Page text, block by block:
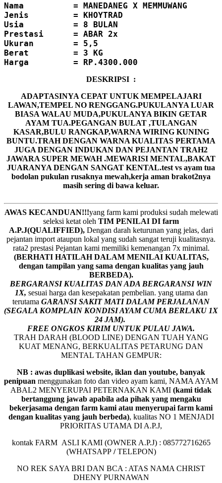
Nama          = MANEDANEG X MEMMUWANG
Jenis         = KHOYTRAD
Usia          = 8 BULAN
Prestasi      = ABAR 2x
Ukuran        = 5,5
Berat         = 3 KG
DESKRIPSI :
ADAPTASINYA CEPAT UNTUK MEMPELAJARI
LAWAN,TEMPEL NO RENGGANG.PUKULANYA LUAR
BIASA WALAU MUDA,PUKULANYA BIKIN GETAR
AYAM TUA.PEGANGAN BULAT ,TULANGAN
KASAR,BULU RANGKAP,WARNA WIRING KUNING
BUNTU.TRAH DENGAN WARNA KUALITAS PERTAMA
JUGA DENGAN INDUKAN DAN PEJANTAN TRAH2
JAWARA SUPER MEWAH .MEWARISI MENTAL,BAKAT
JUARANYA DENGAN SANGAT KENTAL.test vs ayam tua
bodolan pukulan rusaknya mewah,kerja aman brakot2nya
masih sering di bawa keluar.
AWAS KECANDUAN!!!yang farm kami produksi sudah melewati
seleksi ketat oleh TIM PENILAI DI farm
A.P.J(QUALIFFIED), Dengan darah keturunan yang jelas, dari
pejantan import ataupun lokal yang sudah sangat teruji kualitasnya.
rata2 prestasi Pejantan kami memiliki kemenangan 7x minimal.
(BERHATI HATILAH DALAM MENILAI KUALITAS,
dengan tampilan yang sama dengan kualitas yang jauh
BERBEDA).
BERGARANSI KUALITAS DAN ADA BERGARANSI WIN
1X, sesuai harga dan kesepakatan pembelian. yang utama dan
terutama GARANSI SAKIT MATI DALAM PERJALANAN
(SEGALA KOMPLAIN KONDISI AYAM CUMA BERLAKU 1X
24 JAM).
FREE ONGKOS KIRIM UNTUK PULAU JAWA.
TRAH DARAH (BLOOD LINE) DENGAN TUAH YANG
KUAT MENANG, BERKUALITAS PETARUNG DAN
MENTAL TAHAN GEMPUR:
NB : awas duplikasi website, iklan dan youtube, banyak
penipuan menggunakan foto dan video ayam kami, NAMA AYAM
ABAL2 MENYERUPAI PETERNAKAN KAMI (kami tidak
bertanggung jawab apabila ada pihak yang mengaku
bekerjasama dengan farm kami atau menyerupai farm kami
dengan kualitas yang jauh berbeda), kualitas NO 1 MENJADI
PRIORITAS UTAMA DI A.P.J,
kontak FARM ASLI KAMI (OWNER A.P.J) : 085772716265
(WHATSAPP /TELEPON)
NO REK SAYA BRI DAN BCA : ATAS NAMA CHRIST
DHENY PURNAWAN